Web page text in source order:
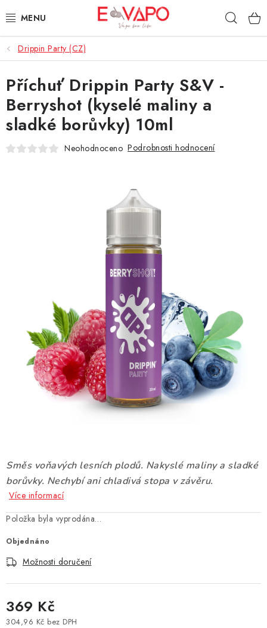
na
3D TISK
TIPY ZA DOBROU CENU
AROMATA A PŘÍCHUTĚ
BÁZE
ATOMIZÉRY A CARTRIDGE
BATERIE A NABÍJEČKY
GRIPY & MODY
PŘÍSLUŠENSTVÍ
ZNAČKY
Kontakty
Prodejny
Drippin Party (CZ)
Směs voňavých lesních plodů. Nakyslé maliny a sladké
borůvky. Nechybí ani chladivá stopa v závěru.
Více informací
Položka byla vyprodána…
Objednáno
Možnosti doručení
369 Kč
304,96 Kč bez DPH
Příchuť Drippin Party S&V -
Berryshot (kyselé maliny a
sladké borůvky) 10ml
Neohodnoceno Podrobnosti hodnocení